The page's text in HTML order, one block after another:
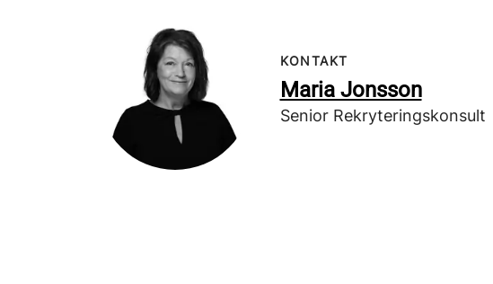
KONTAKT
Maria Jonsson
Senior Rekryteringskonsult